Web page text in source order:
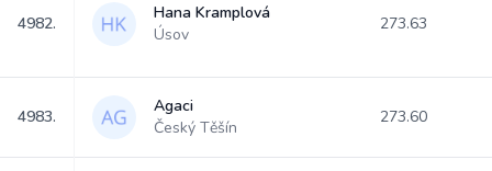
4982.
Hana Kramplová
Úsov
273.63
4983.
Agaci
Český Těšín
273.60